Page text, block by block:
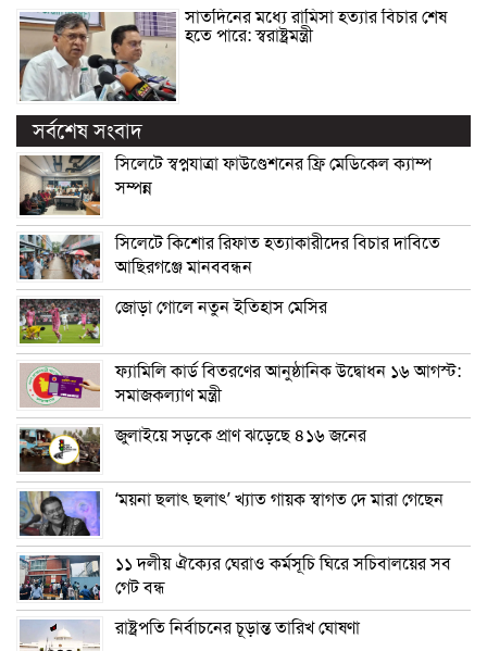
সাতদিনের মধ্যে রামিসা হত্যার বিচার শেষ
হতে পারে: স্বরাষ্ট্রমন্ত্রী
সর্বশেষ সংবাদ
সিলেটে স্বপ্নযাত্রা ফাউণ্ডেশনের ফ্রি মেডিকেল ক্যাম্প
সম্পন্ন
সিলেটে কিশোর রিফাত হত্যাকারীদের বিচার দাবিতে
আছিরগঞ্জে মানববন্ধন
জোড়া গোলে নতুন ইতিহাস মেসির
ফ্যামিলি কার্ড বিতরণের আনুষ্ঠানিক উদ্বোধন ১৬ আগস্ট:
সমাজকল্যাণ মন্ত্রী
জুলাইয়ে সড়কে প্রাণ ঝড়েছে ৪১৬ জনের
‘ময়না ছলাৎ ছলাৎ’ খ্যাত গায়ক স্বাগত দে মারা গেছেন
১১ দলীয় ঐক্যের ঘেরাও কর্মসূচি ঘিরে সচিবালয়ের সব
গেট বন্ধ
রাষ্ট্রপতি নির্বাচনের চূড়ান্ত তারিখ ঘোষণা